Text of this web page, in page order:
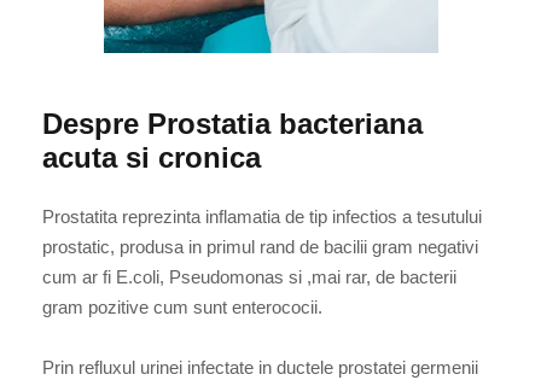
Despre Prostatia bacteriana
acuta si cronica
Prostatita reprezinta inflamatia de tip infectios a tesutului
prostatic, produsa in primul rand de bacilii gram negativi
cum ar fi E.coli, Pseudomonas si ,mai rar, de bacterii
gram pozitive cum sunt enterococii.
Prin refluxul urinei infectate in ductele prostatei germenii